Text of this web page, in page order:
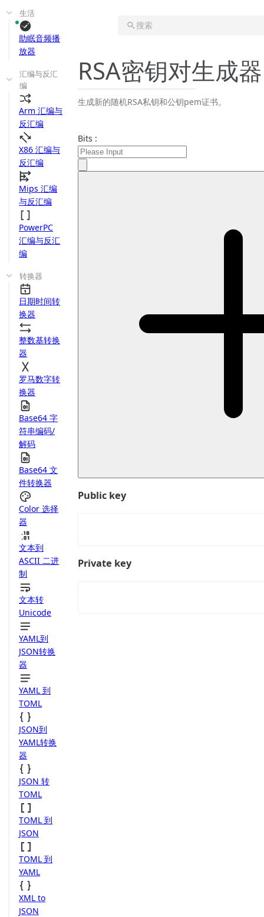
生活
助眠音频播
放器
汇编与反汇
编
Arm 汇编与
反汇编
X86 汇编与
反汇编
Mips 汇编
与反汇编
PowerPC
汇编与反汇
编
转换器
日期时间转
换器
整数基转换
器
罗马数字转
换器
Base64 字
符串编码/
解码
Base64 文
件转换器
Color 选择
器
文本到
ASCII 二进
制
文本转
Unicode
YAML到
JSON转换
器
YAML 到
TOML
JSON到
YAML转换
器
JSON 转
TOML
TOML 到
JSON
TOML 到
YAML
XML to
JSON
搜索
RSA密钥对生成器
生成新的随机RSA私钥和公钥pem证书。
Bits :
Public key
Private key